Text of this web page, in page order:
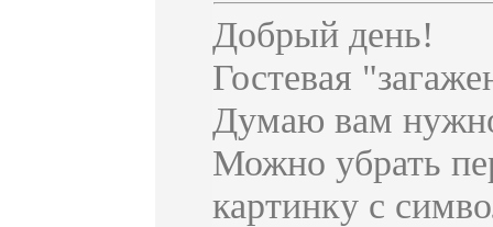
Добрый день!
Гостевая
Думаю вам
Можно убрать
картинку с